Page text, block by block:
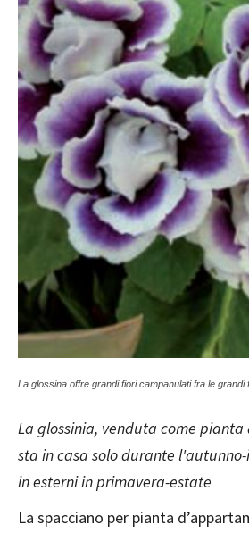
La glossina offre grandi fiori campanulati fra le grandi
La glossinia, venduta come
sta in casa solo durante
in esterni in primavera-estate
La spacciano per pianta